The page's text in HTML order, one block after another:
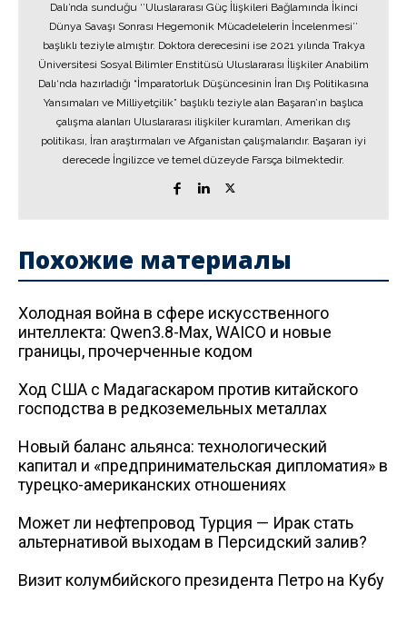
Dalı’nda sunduğu ‘’Uluslararası Güç İlişkileri Bağlamında İkinci
Dünya Savaşı Sonrası Hegemonik Mücadelelerin İncelenmesi’’
başlıklı teziyle almıştır. Doktora derecesini ise 2021 yılında Trakya
Üniversitesi Sosyal Bilimler Enstitüsü Uluslararası İlişkiler Anabilim
Dalı‘nda hazırladığı “İmparatorluk Düşüncesinin İran Dış Politikasına
Yansımaları ve Milliyetçilik” başlıklı teziyle alan Başaran’ın başlıca
çalışma alanları Uluslararası ilişkiler kuramları, Amerikan dış
politikası, İran araştırmaları ve Afganistan çalışmalarıdır. Başaran iyi
derecede İngilizce ve temel düzeyde Farsça bilmektedir.
Похожие материалы
Холодная война в сфере искусственного
интеллекта: Qwen3.8-Max, WAICO и новые
границы, прочерченные кодом
Ход США с Мадагаскаром против китайского
господства в редкоземельных металлах
Новый баланс альянса: технологический
капитал и «предпринимательская дипломатия» в
турецко-американских отношениях
Может ли нефтепровод Турция — Ирак стать
альтернативой выходам в Персидский залив?
Визит колумбийского президента Петро на Кубу